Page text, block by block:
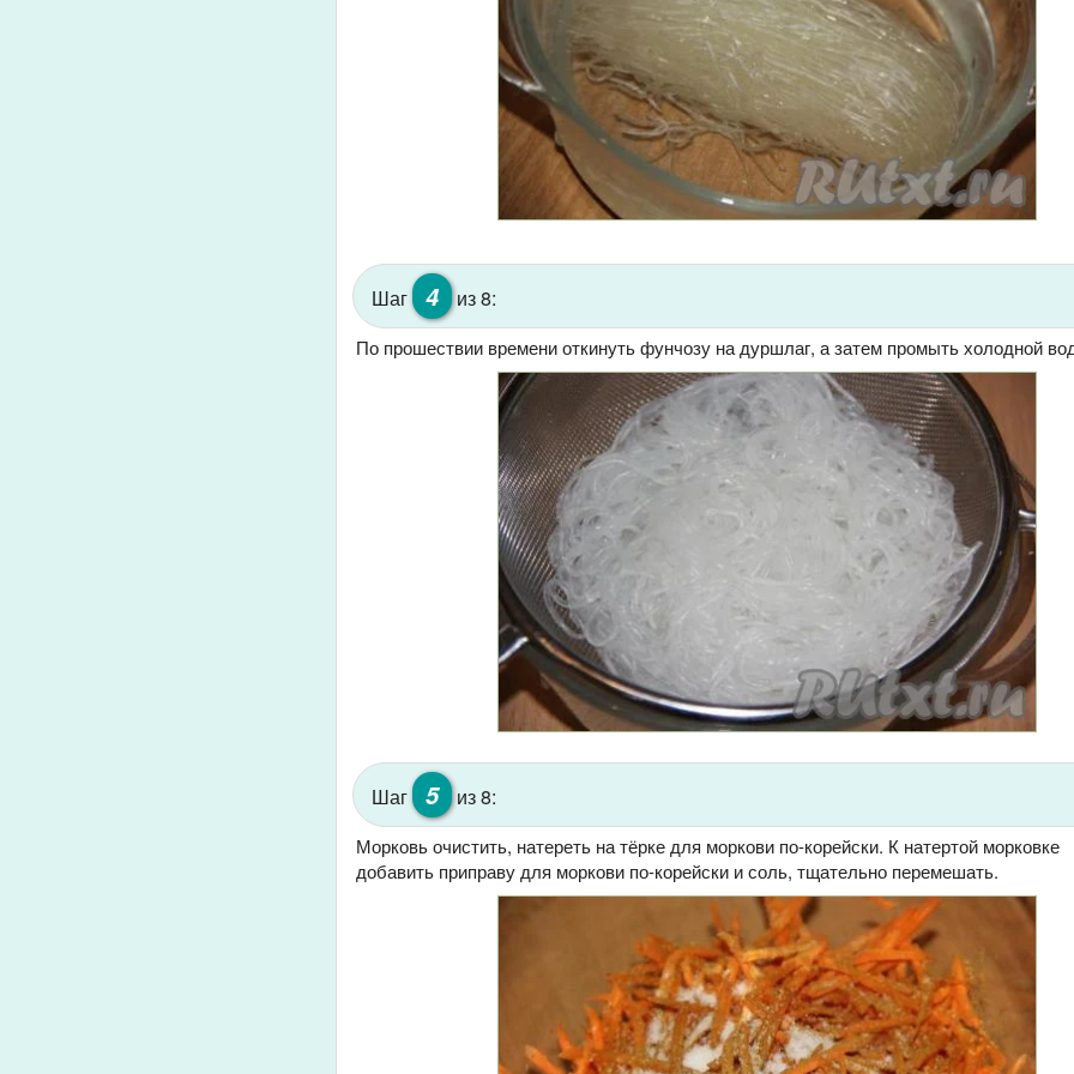
Шаг 4 из 8:
По прошествии времени откинуть фунчозу на дуршлаг, а затем промыть холодной
Шаг 5 из 8:
Морковь очистить, натереть на тёрке для моркови по-корейски. К натертой морковке
добавить приправу для моркови по-корейски и соль, тщательно перемешать.